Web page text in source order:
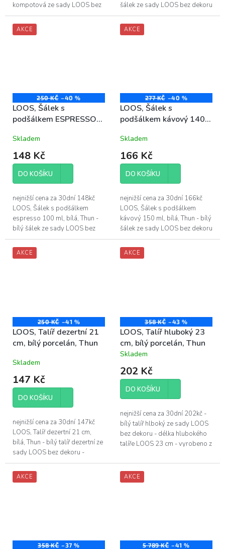
kompotová ze sady LOOS bez
dekoru - délka mísy
kompotové LOOS 27 cm -
vyrobeno z vysoce...
šálek ze sady LOOS bez dekoru
- objem šálku LOOS 220 ml
AKCE
250 KČ –40 %
LOOS, Šálek s
podšálkem ESPRESSO
Thun
Skladem
148 Kč
DO KOŠÍKU
nejnižší cena za 30dní 148kč
LOOS, Šálek s podšálkem
espresso 100 ml, bílá, Thun -
bílý šálek ze sady LOOS bez
dekoru - objem šálku LOOS
100 ml - vyrobeno z vysoce
kvalitního...
AKCE
277 KČ –40 %
LOOS, Šálek s
podšálkem kávový 140
Skladem
166 Kč
DO KOŠÍKU
nejnižší cena za 30dní 166kč
LOOS, Šálek s podšálkem
kávový 150 ml, bílá, Thun - bílý
šálek ze sady LOOS bez dekoru
- objem šálku LOOS 150 ml
AKCE
250 KČ –41 %
LOOS, Talíř dezertní 21
cm, bílý porcelán, Thun
Skladem
147 Kč
DO KOŠÍKU
nejnižší cena za 30dní 147kč
LOOS, Talíř dezertní 21 cm,
bílá, Thun - bílý talíř dezertní ze
sady LOOS bez dekoru -
vyrobeno z vysoce kvalitního
porcelánu s vysokým leskem
AKCE
358 KČ –43 %
LOOS, Talíř hluboký 23
cm, bílý porcelán, Thun
Průměrné
hodnocení
produktu
je
4,1
5
hvězdiček.
Skladem
202 Kč
DO KOŠÍKU
nejnižší cena za 30dní 202kč -
bílý talíř hlboký ze sady LOOS
bez dekoru - délka hlubokého
talíře LOOS 23 cm - vyrobeno z
vysokým leskem
AKCE
358 KČ –37 %
AKCE
5 789 KČ –41 %